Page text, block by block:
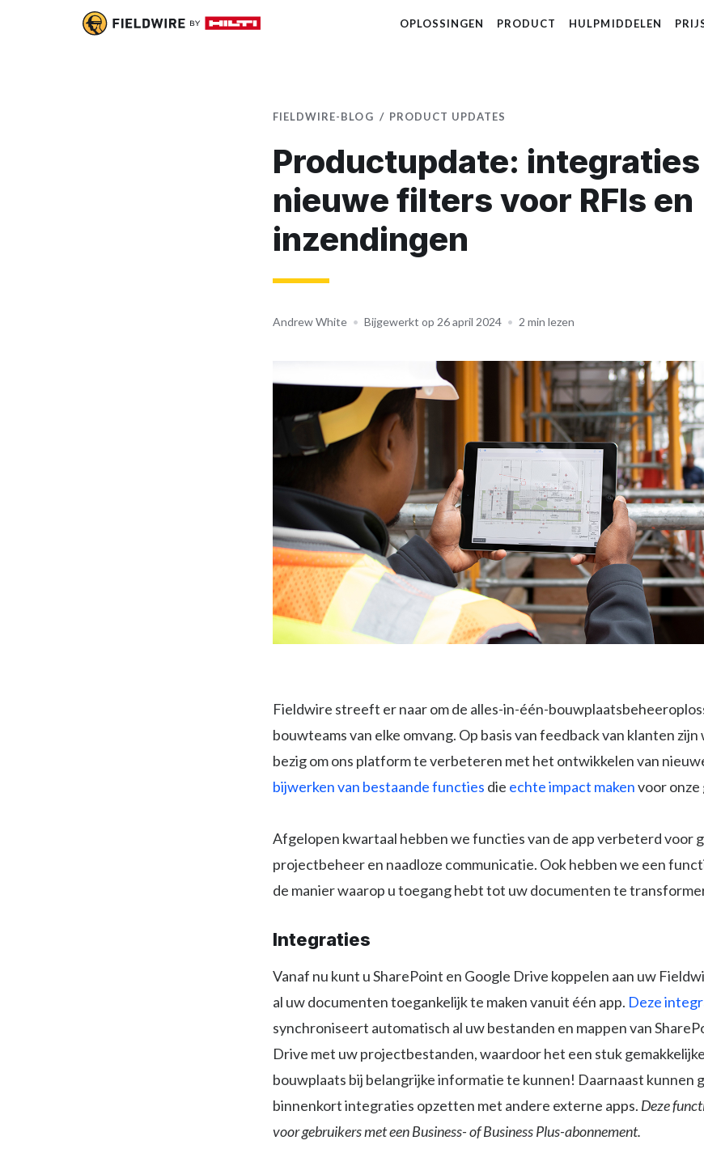
OPLOSSINGEN PRODUCT HULPMIDDELEN
FIELDWIRE-BLOG PRODUCT UPDATES
Productupdate: integraties
nieuwe filters voor RFIs en
inzendingen
Andrew White • Bijgewerkt op 26 april 2024 • 2 min lezen
Fieldwire streeft er naar om de alles-in-één-
bouwteams van elke omvang. Op basis van feedback van klanten
bezig om ons platform te verbeteren met het ontwikkelen van
bijwerken van bestaande functies die echte impact makenvoor onze
Afgelopen kwartaal hebben we functies van de app verbeterd voor
projectbeheer en naadloze communicatie. Ook hebben we een
de manier waarop u toegang hebt tot uw documenten te
Integraties
Vanaf nu kunt u SharePoint en Google Drive koppelen aan uw
al uw documenten toegankelijk te maken vanuit één app. Deze
synchroniseert automatisch al uw bestanden en mappen van
Drive met uw projectbestanden, waardoor het een stuk
bouwplaats bij belangrijke informatie te kunnen! Daarnaast kunnen
binnenkort integraties opzetten met andere externe apps. Deze
voor gebruikers met een Business- of Business Plus-abonnement.